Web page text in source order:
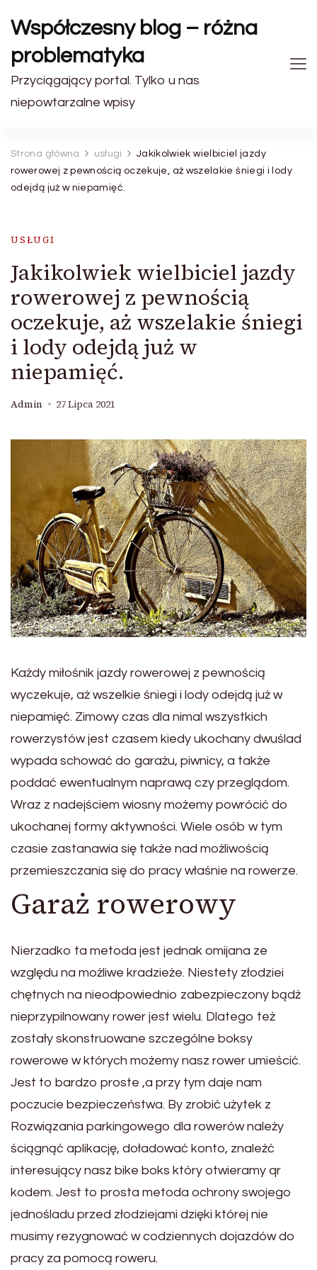
Współczesny blog – różna
problematyka
Przyciągający portal. Tylko u nas
niepowtarzalne wpisy
Strona główna usługi
Jakikolwiek wielbiciel jazdy
rowerowej z pewnością oczekuje, aż wszelakie śniegi i lody
odejdą już w niepamięć.
USŁUGI
Jakikolwiek wielbiciel jazdy
rowerowej z pewnością
oczekuje, aż wszelakie śniegi
i lody odejdą już w
niepamięć.
Admin 27 Lipca 2021
Każdy miłośnik jazdy rowerowej z pewnością
wyczekuje, aż wszelkie śniegi i lody odejdą już w
niepamięć. Zimowy czas dla nimal wszystkich
rowerzystów jest czasem kiedy ukochany dwuślad
wypada schować do garażu, piwnicy, a także
poddać ewentualnym naprawą czy przeglądom.
Wraz z nadejściem wiosny możemy powrócić do
ukochanej formy aktywności. Wiele osób w tym
czasie zastanawia się także nad możliwością
przemieszczania się do pracy właśnie na rowerze.
Garaż rowerowy
Nierzadko ta metoda jest jednak omijana ze
względu na możliwe kradzieże. Niestety złodziei
chętnych na nieodpowiednio zabezpieczony bądź
nieprzypilnowany rower jest wielu. Dlatego też
zostały skonstruowane szczególne boksy
rowerowe w których możemy nasz rower umieścić.
Jest to bardzo proste ,a przy tym daje nam
poczucie bezpieczeństwa. By zrobić użytek z
Rozwiązania parkingowego dla rowerów należy
ściągnąć aplikację, doładować konto, znaleźć
interesujący nasz bike boks który otwieramy qr
kodem. Jest to prosta metoda ochrony swojego
jednośladu przed złodziejami dzięki której nie
musimy rezygnować w codziennych dojazdów do
pracy za pomocą roweru.